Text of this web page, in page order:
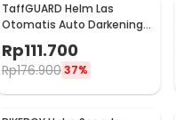
TaffGUARD Helm Las
Otomatis Auto Darkening
Terminator - HW12
Rp111.700
Rp176.90037%